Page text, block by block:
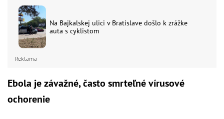
Na Bajkalskej ulici v Bratislave došlo k zrážke
auta s cyklistom
Reklama
Ebola je závažné, často smrteľné vírusové
ochorenie